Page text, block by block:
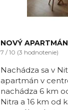
NOVÝ
7 / 10 (3 hodnotenie)
Nachádza sa v
apartmán v
nachádza 6 km
Nitra a 16 km od